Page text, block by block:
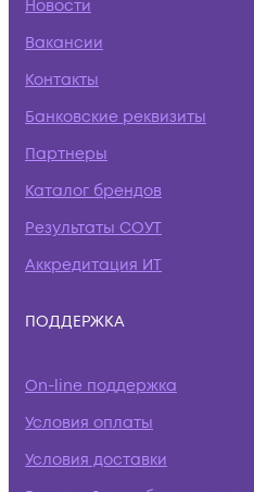
Новости
Вакансии
Контакты
Банковские реквизиты
Партнеры
Каталог брендов
Результаты СОУТ
Аккредитация ИТ
ПОДДЕРЖКА
On-line поддержка
Условия оплаты
Условия доставки